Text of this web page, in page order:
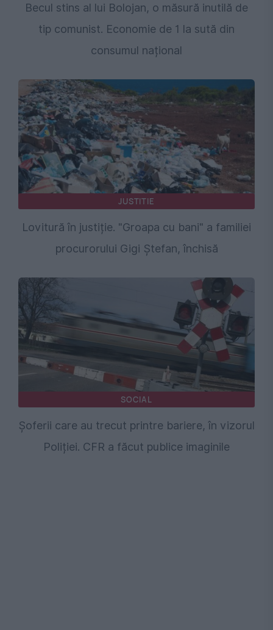
Becul stins al lui Bolojan, o măsură inutilă de
tip comunist. Economie de 1 la sută din
consumul național
JUSTITIE
Lovitură în justiție. "Groapa cu bani" a familiei
procurorului Gigi Ștefan, închisă
SOCIAL
Șoferii care au trecut printre bariere, în vizorul
Poliției. CFR a făcut publice imaginile